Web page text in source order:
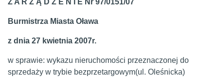
Z A R Z Ą D Z E N I E Nr 97/0151/07
Burmistrza Miasta Oława
z dnia 27 kwietnia 2007r.
w sprawie: wykazu nieruchomości przeznaczonej do
sprzedaży w trybie bezprzetargowym(ul. Oleśnicka)